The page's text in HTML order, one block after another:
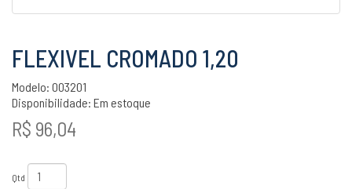
FLEXIVEL CROMADO 1,20
Modelo: 003201
Disponibilidade: Em estoque
R$ 96,04
Qtd